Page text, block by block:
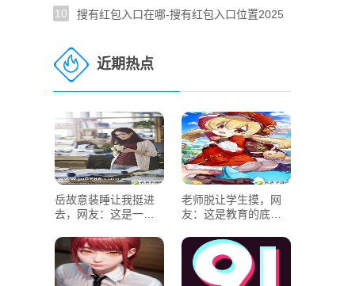
10 搜有红包入口在哪-搜有红包入口位置2025
近期热点
岳故意装睡让我挺进
去，网友：这是一场
老师脱让学生摸，网
友：这是教育的底线